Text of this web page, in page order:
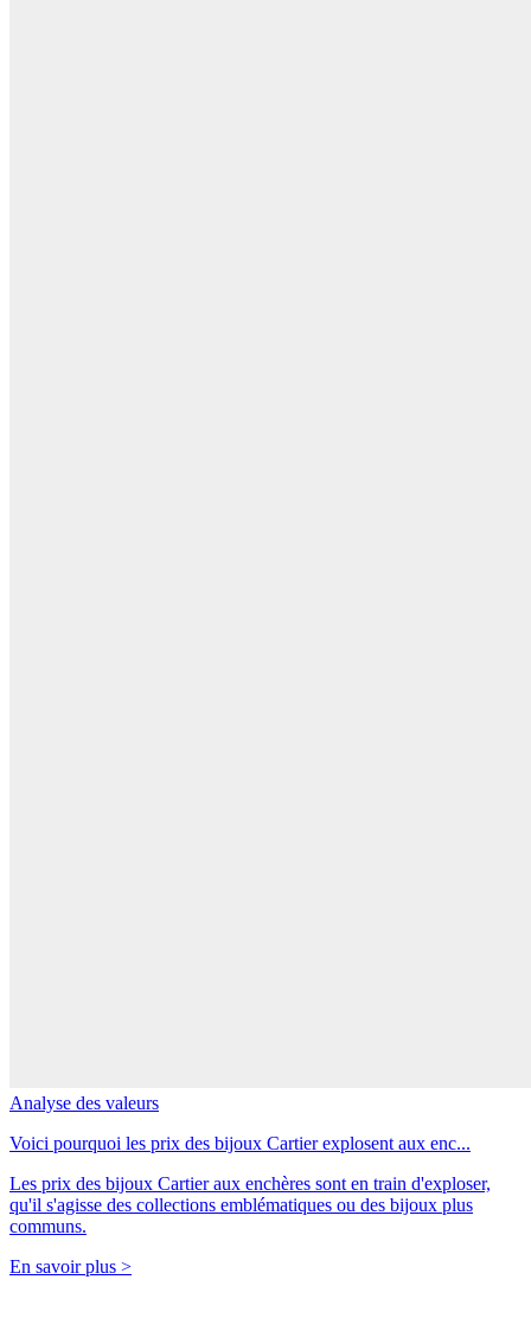
Analyse des valeurs
Voici pourquoi les prix des bijoux Cartier explosent aux enc...
Les prix des bijoux Cartier aux enchères sont en train d'exploser,
qu'il s'agisse des collections emblématiques ou des bijoux plus
communs.
En savoir plus >